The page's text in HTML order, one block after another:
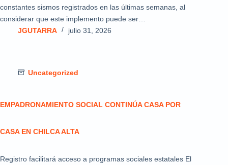
constantes sismos registrados en las últimas semanas, al
considerar que este implemento puede ser…
JGUTARRA
julio 31, 2026
Uncategorized
EMPADRONAMIENTO SOCIAL CONTINÚA CASA POR
CASA EN CHILCA ALTA
Registro facilitará acceso a programas sociales estatales El